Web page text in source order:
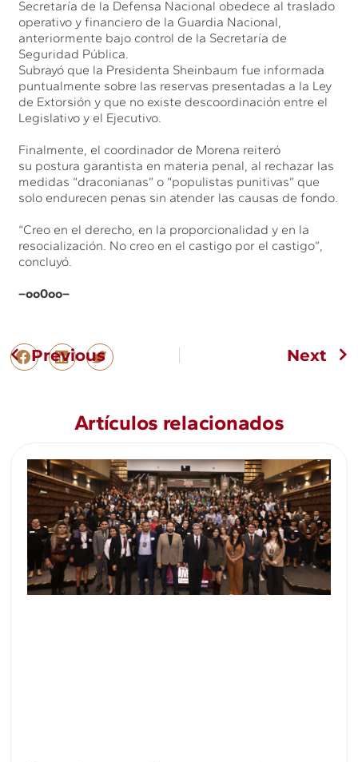
Secretaría de la Defensa Nacional obedece al traslado
operativo y financiero de la Guardia Nacional,
anteriormente bajo control de la Secretaría de
Seguridad Pública.
Subrayó que la Presidenta Sheinbaum fue informada
puntualmente sobre las reservas presentadas a la Ley
de Extorsión y que no existe descoordinación entre el
Legislativo y el Ejecutivo.
Finalmente, el coordinador de Morena reiteró
su postura garantista en materia penal, al rechazar las
medidas “draconianas” o “populistas punitivas” que
solo endurecen penas sin atender las causas de fondo.
“Creo en el derecho, en la proporcionalidad y en la
resocialización. No creo en el castigo por el castigo”,
concluyó.
–oo0oo–
Previous Next
Artículos relacionados